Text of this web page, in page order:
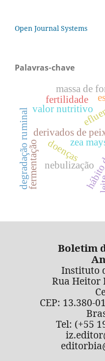
Open Journal Systems
Palavras-chave
derivados de
nebulização
fermentação
massa de
zea
degradação ruminal valor nutritivo
doenças
fertilidade
Boletim
Instituto
Rua Heitor
CEP: 13.380-
Tel: (+55